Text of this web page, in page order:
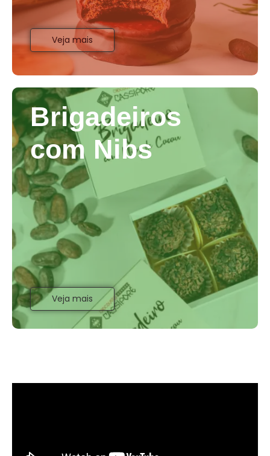
Veja mais
Brigadeiros
com Nibs
Veja mais